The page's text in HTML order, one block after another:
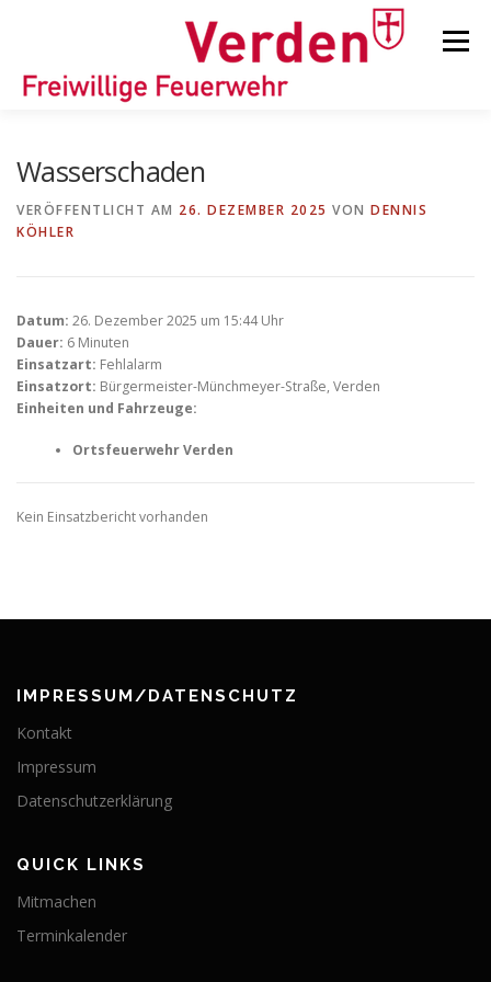
Menü
ORTSFEUERWEHREN
KINDER-/JUGENDFEUERWEHR
TIPPS/TRICKS
Wasserschaden
VERÖFFENTLICHT AM 26. DEZEMBER 2025 VON DENNIS
KÖHLER
Datum: 26. Dezember 2025 um 15:44 Uhr
Dauer: 6 Minuten
Einsatzart: Fehlalarm
Einsatzort: Bürgermeister-Münchmeyer-Straße, Verden
Einheiten und Fahrzeuge:
Ortsfeuerwehr Verden
Kein Einsatzbericht vorhanden
IMPRESSUM/DATENSCHUTZ
Kontakt
Impressum
Datenschutzerklärung
QUICK LINKS
Mitmachen
Terminkalender